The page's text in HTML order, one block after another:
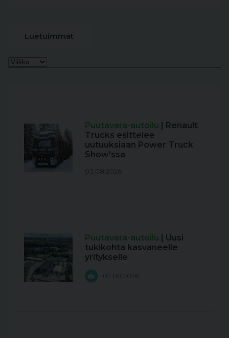
Luetuimmat
Puutavara-autoilu | Renault
Trucks esittelee
uutuuksiaan Power Truck
Show'ssa
03.08.2026
Puutavara-autoilu | Uusi
tukikohta kasvaneelle
yritykselle
02.08.2026